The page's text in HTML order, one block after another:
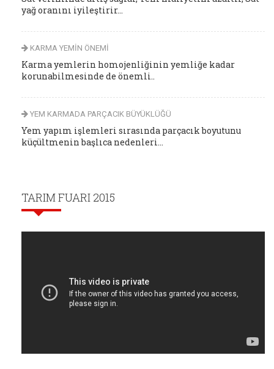
yağ oranını iyileştirir...
KARMA YEMİN ÖNEMİ
Karma yemlerin homojenliğinin yemliğe kadar
korunabilmesinde de önemli..
YEM KARMADA PARÇACIK BÜYÜKLÜĞÜ
Yem yapım işlemleri sırasında parçacık boyutunu
küçültmenin başlıca nedenleri...
TARIM FUARI 2015